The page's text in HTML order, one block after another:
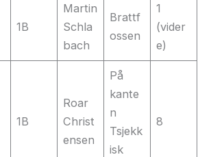
1B
Martin
Schla
bach
Brattf
ossen
1
(vider
e)
1B
Roar
Christ
ensen
På
kante
n
Tsjekk
isk
8